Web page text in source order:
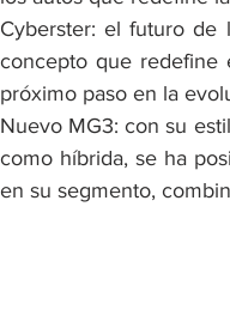
Cyberster: el futuro de
concepto que redefine
próximo paso en la
Nuevo MG3: con su
como híbrida, se ha
en su segmento,